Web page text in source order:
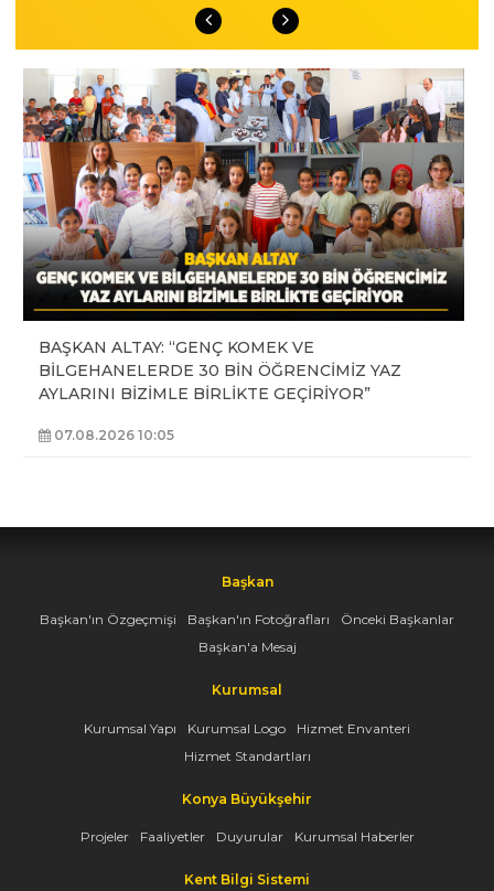
BAŞKAN ALTAY: “GENÇ KOMEK VE
BİLGEHANELERDE 30 BİN ÖĞRENCİMİZ YAZ
AYLARINI BİZİMLE BİRLİKTE GEÇİRİYOR”
07.08.2026 10:05
Başkan
Başkan'ın Özgeçmişi Başkan'ın Fotoğrafları
Önceki Başkanlar
Başkan'a Mesaj
Kurumsal
Kurumsal Yapı Kurumsal Logo
Hizmet Envanteri
Hizmet Standartları
Konya Büyükşehir
Projeler Faaliyetler Duyurular Kurumsal Haberler
Kent Bilgi Sistemi